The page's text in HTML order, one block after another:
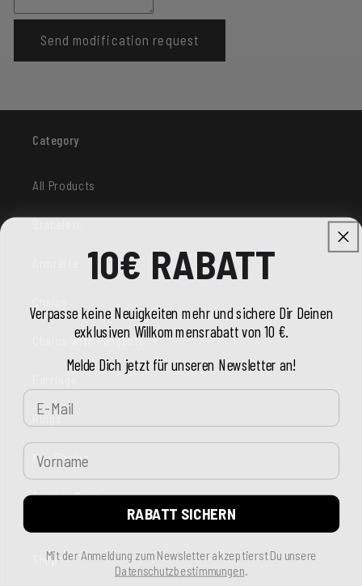
Send modification request
Category
All Products
Chains with Pendants
Rings
Key Chains
Trucker Caps
Shop
10€ RABATT
Verpasse keine Neuigkeiten mehr und sichere Dir Deinen
exklusiven Willkommensrabatt von 10 €.
Melde Dich jetzt für unseren Newsletter an!
E-Mail
Vorname
RABATT SICHERN
Mit der Anmeldung zum Newsletter akzeptierst Du unsere
Datenschutzbestimmungen